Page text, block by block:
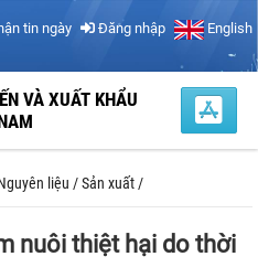
tin ngày Đăng nhập English
VÀ XUẤT KHẨU
liệu /Sản xuất /
nuôi thiệt hại do thời